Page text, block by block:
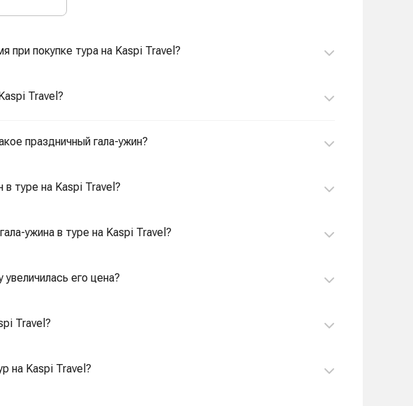
при покупке тура на Kaspi Travel?
Travel?
праздничный гала-ужин?
в туре на Kaspi Travel?
ужина в туре на Kaspi Travel?
его цена?
Travel?
на Kaspi Travel?